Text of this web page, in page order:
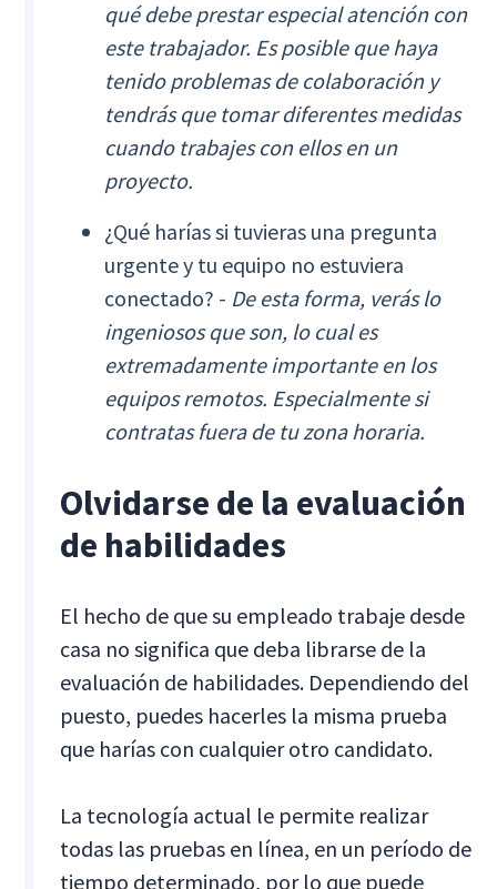
qué debe prestar especial atención con
este trabajador. Es posible que haya
tenido problemas de colaboración y
tendrás que tomar diferentes medidas
cuando trabajes con ellos en un
proyecto.
¿Qué harías si tuvieras una pregunta
urgente y tu equipo no estuviera
conectado? - De esta forma, verás lo
ingeniosos que son, lo cual es
extremadamente importante en los
equipos remotos. Especialmente si
contratas fuera de tu zona horaria.
Olvidarse de la evaluación
de habilidades
El hecho de que su empleado trabaje desde
casa no significa que deba librarse de la
evaluación de habilidades. Dependiendo del
puesto, puedes hacerles la misma prueba
que harías con cualquier otro candidato.
La tecnología actual le permite realizar
todas las pruebas en línea, en un período de
tiempo determinado, por lo que puede